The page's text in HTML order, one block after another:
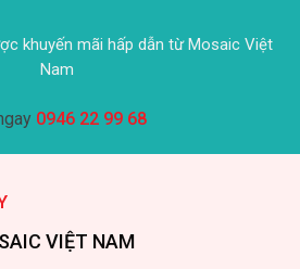
khuyến mãi hấp dẫn từ Mosaic Việt
Nam
0946 22 99 68
VIỆT NAM